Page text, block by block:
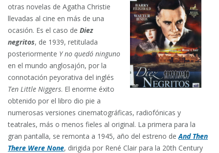
otras novelas de Agatha Christie
llevadas al cine en más de una
ocasión. Es el caso de Diez
negritos, de 1939, retitulada
posteriormente Y no quedó ninguno
en el mundo anglosajón, por la
connotación peyorativa del inglés
Ten Little Niggers. El enorme éxito
obtenido por el libro dio pie a
numerosas versiones cinematográficas, radiofónicas y
teatrales, más o menos fieles al original. La primera para la
gran pantalla, se remonta a 1945, año del estreno deAnd Then
There Were None, dirigida por René Clair para la 20th Century